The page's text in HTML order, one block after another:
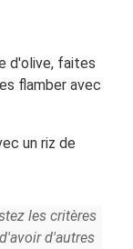
d'olive, faites
flamber avec
un riz de
les critères
d'autres